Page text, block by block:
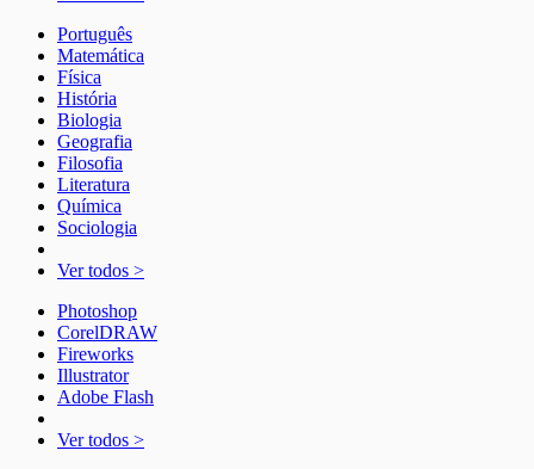
Português
Matemática
Física
História
Biologia
Geografia
Filosofia
Literatura
Química
Sociologia
Ver todos >
Photoshop
CorelDRAW
Fireworks
Illustrator
Adobe Flash
Ver todos >